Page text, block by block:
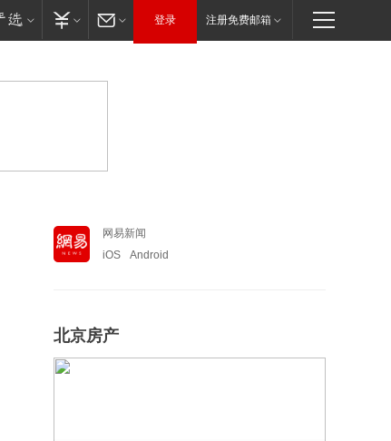
登录 注册免费邮箱
网易新闻
iOS
Android
北京房产